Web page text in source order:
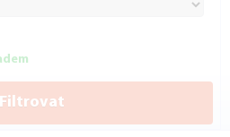
Filtrovat